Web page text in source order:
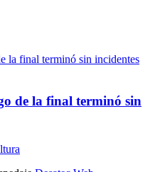
de la final terminó sin